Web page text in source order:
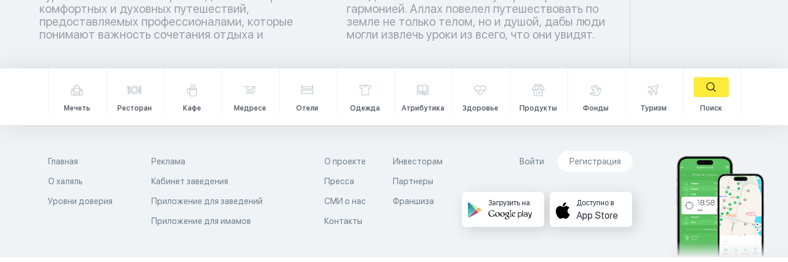
комфортных и духовных путешествий,
предоставляемых профессионалами, которые
понимают важность сочетания отдыха и
гармонией. Аллах повелел путешествовать по
земле не только телом, но и душой, дабы люди
могли извлечь уроки из всего, что они увидят.
Мечеть Ресторан Кафе Медресе Отели Одежда Атрибутика Здоровье Продукты Фонды Туризм Поиск
Главная
О халяль
Уровни доверия
Реклама
Кабинет заведения
Приложение для заведений
Приложение для имамов
О проекте
Пресса
СМИ о нас
Контакты
Инвесторам
Партнеры
Франшиза
Войти Регистрация
Загрузить на Доступно в
App Store